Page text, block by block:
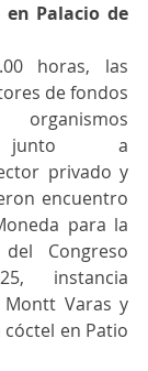
Palacio de
horas, las
de fondos
junto a
privado y
encuentro
para la
Congreso
instancia
Montt Varas y
en Patio